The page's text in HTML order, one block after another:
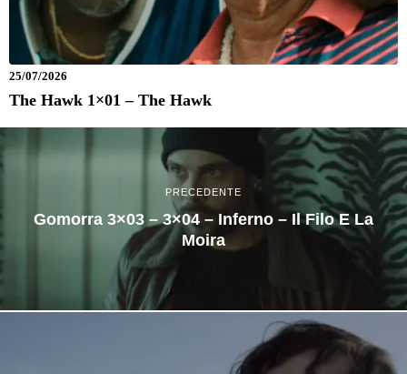
25/07/2026
The Hawk 1×01 – The Hawk
PRECEDENTE
Gomorra 3×03 – 3×04 – Inferno – Il Filo E La
Moira